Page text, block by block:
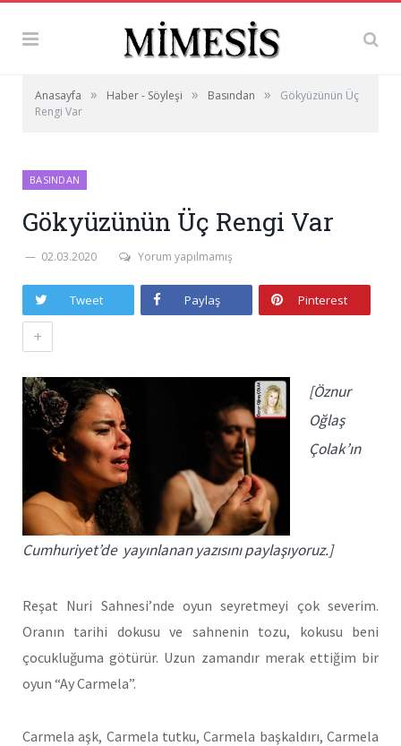
Anasayfa » Haber - Söyleşi » Basından »
Gökyüzünün Üç
Rengi Var
BASINDAN
Gökyüzünün Üç Rengi Var
02.03.2020 Yorum yapılmamış
Tweet Paylaş Pinterest
+
[Öznur
Oğlaş
Çolak’ın
Cumhuriyet’de yayınlanan yazısını paylaşıyoruz.]
Reşat Nuri Sahnesi’nde oyun seyretmeyi çok severim.
Oranın tarihi dokusu ve sahnenin tozu, kokusu beni
çocukluğuma götürür. Uzun zamandır merak ettiğim bir
oyun “Ay Carmela”.
Carmela aşk, Carmela tutku, Carmela başkaldırı, Carmela